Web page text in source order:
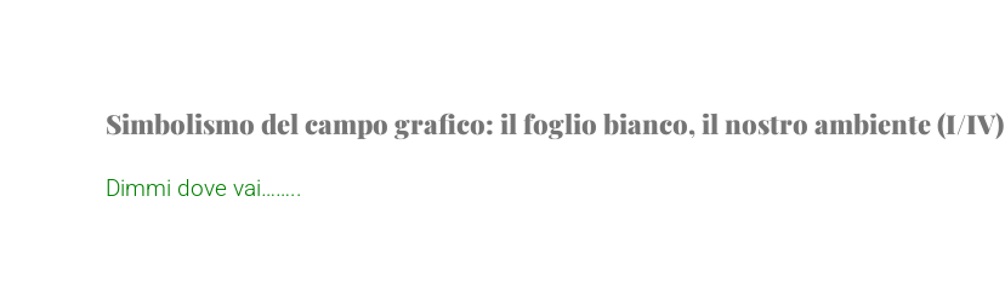
immagine
Simbolismo del campo grafico: il foglio bianco, il nostro ambiente (I/IV)
Dimmi dove vai……..